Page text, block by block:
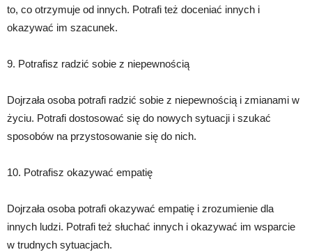
to, co otrzymuje od innych. Potrafi też doceniać innych i
okazywać im szacunek.
9. Potrafisz radzić sobie z niepewnością
Dojrzała osoba potrafi radzić sobie z niepewnością i zmianami w
życiu. Potrafi dostosować się do nowych sytuacji i szukać
sposobów na przystosowanie się do nich.
10. Potrafisz okazywać empatię
Dojrzała osoba potrafi okazywać empatię i zrozumienie dla
innych ludzi. Potrafi też słuchać innych i okazywać im wsparcie
w trudnych sytuacjach.